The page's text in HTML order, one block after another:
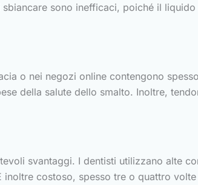
sono inefficaci, poiché il
o nei negozi online contengono
della salute dello smalto. Inoltre,
svantaggi. I dentisti utilizzano alte
costoso, spesso tre o quattro